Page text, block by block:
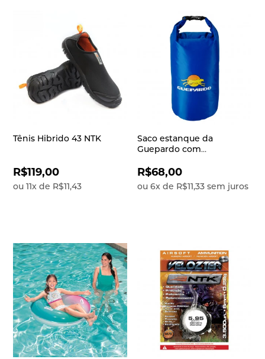
Tênis Hibrido 43 NTK
R$119,00
ou11x de R$11,43
Saco estanque da
Guepardo com
Keep Dry
R$68,00
ou 6x de R$11,33sem juros